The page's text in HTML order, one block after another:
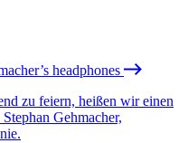
headphones
zu feiern, heißen wir einen
Gehmacher,